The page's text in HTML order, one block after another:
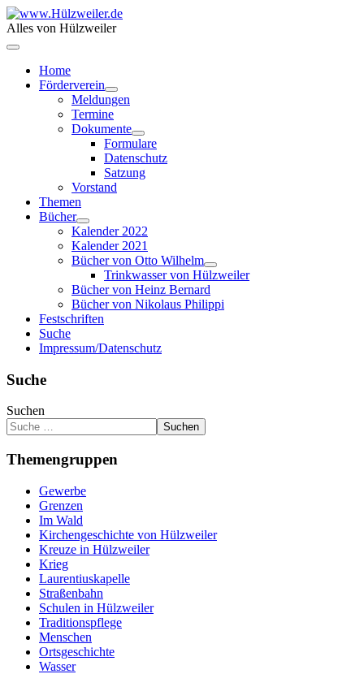
Alles von Hülzweiler
Home
Förderverein
Meldungen
Termine
Dokumente
Formulare
Datenschutz
Satzung
Vorstand
Themen
Bücher
Kalender 2022
Kalender 2021
Bücher von Otto Wilhelm
Trinkwasser von Hülzweiler
Bücher von Heinz Bernard
Bücher von Nikolaus Philippi
Festschriften
Suche
Impressum/Datenschutz
Suche
Suchen
Suchen
Themengruppen
Gewerbe
Grenzen
Im Wald
Kirchengeschichte von Hülzweiler
Kreuze in Hülzweiler
Krieg
Laurentiuskapelle
Straßenbahn
Schulen in Hülzweiler
Traditionspflege
Menschen
Ortsgeschichte
Wasser